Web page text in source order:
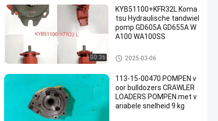
00:36
KYB51100+KFR32L Koma
tsu Hydraulische tandwiel
pomp GD605A GD655A W
A100 WA100SS
Hydraulische pomp Gear
2025-03-06
113-15-00470 POMPEN v
oor bulldozers CRAWLER
LOADERS POMPEN met v
ariabele snelheid 9 kg